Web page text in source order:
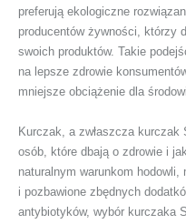
preferują ekologiczne
producentów żywności, którzy
swoich produktów. Takie
na lepsze zdrowie
mniejsze obciążenie dla
Kurczak, a zwłaszcza
osób, które dbają o zdrowie i
naturalnym warunkom
i pozbawione zbędnych
antybiotyków, wybór kurczaka